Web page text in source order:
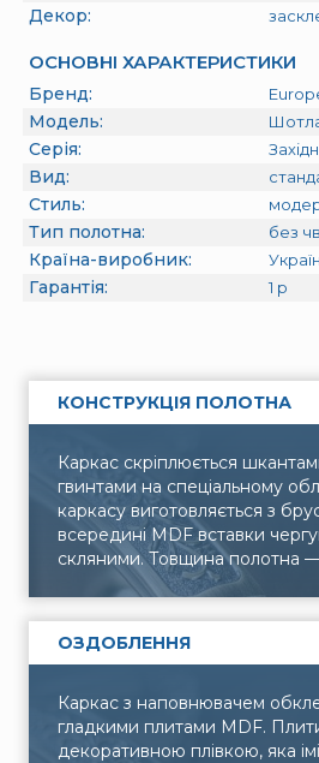
Декор:
ОСНОВНІ ХАРАКТЕРИСТИКИ
Бренд:
Модель:
Серія:
Вид:
Стиль:
Тип полотна: без
Країна-виробник:
Гарантія: 1 р
КОНСТРУКЦІЯ ПОЛОТНА
Каркас скріплюється
гвинтами на спеціальному
каркасу виготовляється з
всередині MDF вставки
скляними. Товщина полотна
ОЗДОБЛЕННЯ
Каркас з наповнювачем
гладкими плитами MDF.
декоративною плівкою, яка